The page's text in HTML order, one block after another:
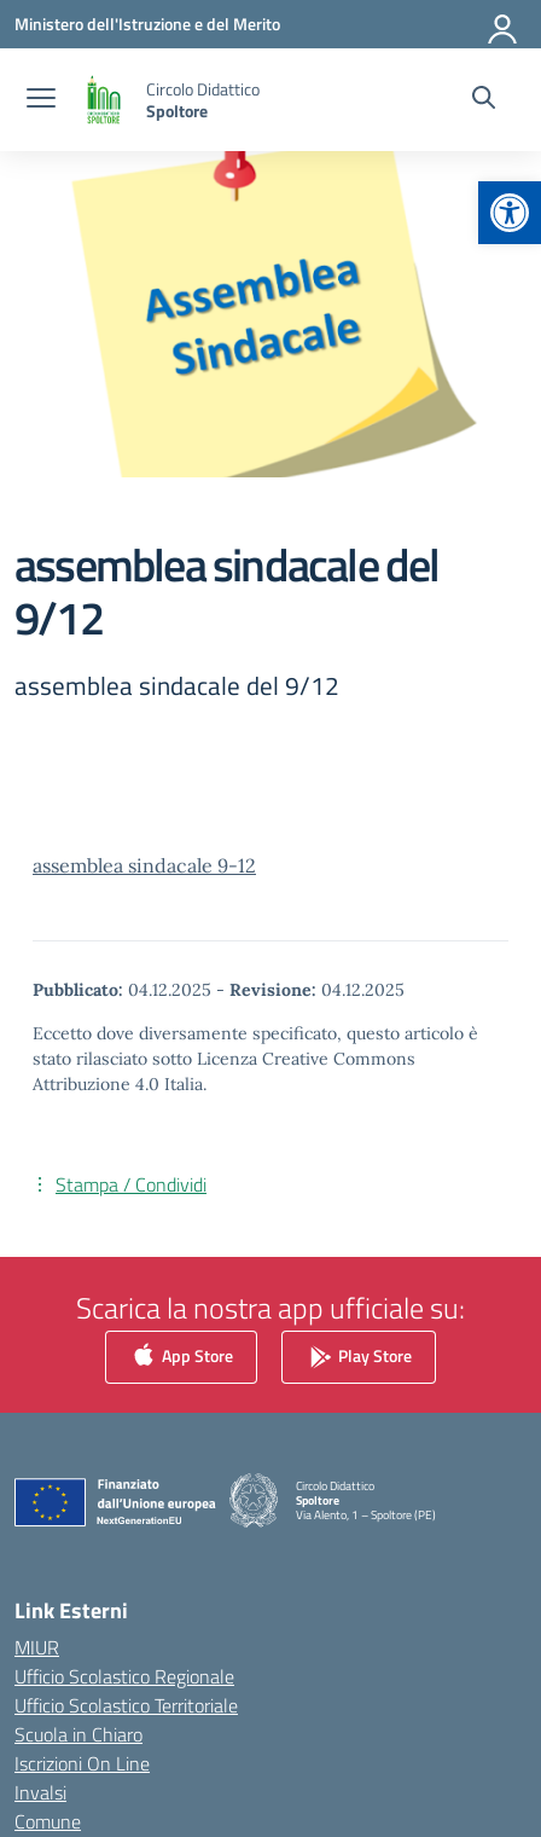
Vai ai contenuti
Vai al menu di navigazione
Vai al footer
Ministero dell'Istruzione e del Merito
Circolo Didattico
Spoltore
assemblea sindacale del
9/12
assemblea sindacale del 9/12
assemblea sindacale 9-12
Pubblicato: 04.12.2025 - Revisione: 04.12.2025
Eccetto dove diversamente specificato, questo articolo è
stato rilasciato sotto Licenza Creative Commons
Attribuzione 4.0 Italia.
Stampa / Condividi
Scarica la nostra app ufficiale su:
App Store Play Store
Circolo Didattico
Spoltore
Via Alento, 1 – Spoltore (PE)
— Visita la pagina iniziale della scuola
Link Esterni
MIUR
Ufficio Scolastico Regionale
Ufficio Scolastico Territoriale
Scuola in Chiaro
Iscrizioni On Line
Invalsi
Comune